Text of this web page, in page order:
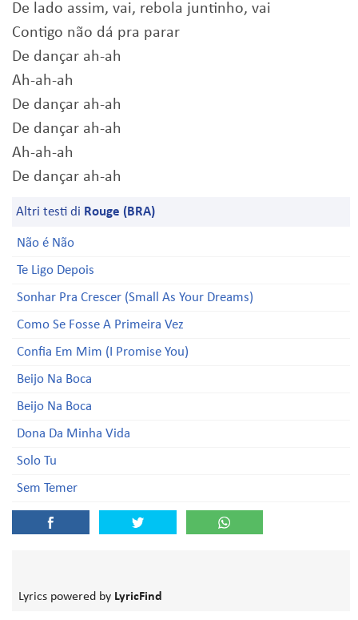
De lado assim, vai, rebola juntinho, vai
Contigo não dá pra parar
De dançar ah-ah
Ah-ah-ah
De dançar ah-ah
De dançar ah-ah
Ah-ah-ah
De dançar ah-ah
Altri testi di Rouge (BRA)
Não é Não
Te Ligo Depois
Sonhar Pra Crescer (Small As Your Dreams)
Como Se Fosse A Primeira Vez
Confia Em Mim (I Promise You)
Beijo Na Boca
Beijo Na Boca
Dona Da Minha Vida
Solo Tu
Sem Temer
Lyrics powered by LyricFind